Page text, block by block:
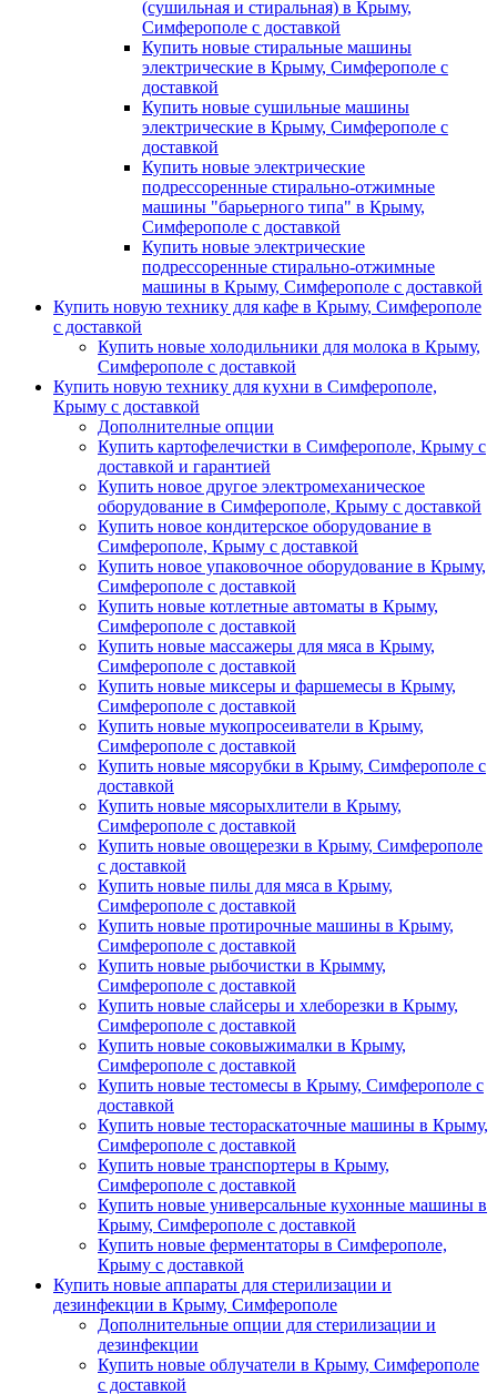
(сушильная и стиральная) в Крыму,
Симферополе с доставкой
Купить новые стиральные машины
электрические в Крыму, Симферополе с
доставкой
Купить новые сушильные машины
электрические в Крыму, Симферополе с
доставкой
Купить новые электрические
подрессоренные стирально-отжимные
машины "барьерного типа" в Крыму,
Симферополе с доставкой
Купить новые электрические
подрессоренные стирально-отжимные
машины в Крыму, Симферополе с доставкой
Купить новую технику для кафе в Крыму, Симферополе
с доставкой
Купить новые холодильники для молока в Крыму,
Симферополе с доставкой
Купить новую технику для кухни в Симферополе,
Крыму с доставкой
Дополнителные опции
Купить картофелечистки в Симферополе, Крыму с
доставкой и гарантией
Купить новое другое электромеханическое
оборудование в Симферополе, Крыму с доставкой
Купить новое кондитерское оборудование в
Симферополе, Крыму с доставкой
Купить новое упаковочное оборудование в Крыму,
Симферополе с доставкой
Купить новые котлетные автоматы в Крыму,
Симферополе с доставкой
Купить новые массажеры для мяса в Крыму,
Симферополе с доставкой
Купить новые миксеры и фаршемесы в Крыму,
Симферополе с доставкой
Купить новые мукопросеиватели в Крыму,
Симферополе с доставкой
Купить новые мясорубки в Крыму, Симферополе с
доставкой
Купить новые мясорыхлители в Крыму,
Симферополе с доставкой
Купить новые овощерезки в Крыму, Симферополе
с доставкой
Купить новые пилы для мяса в Крыму,
Симферополе с доставкой
Купить новые протирочные машины в Крыму,
Симферополе с доставкой
Купить новые рыбочистки в Крымму,
Симферополе с доставкой
Купить новые слайсеры и хлеборезки в Крыму,
Симферополе с доставкой
Купить новые соковыжималки в Крыму,
Симферополе с доставкой
Купить новые тестомесы в Крыму, Симферополе с
доставкой
Купить новые тестораскаточные машины в Крыму,
Симферополе с доставкой
Купить новые транспортеры в Крыму,
Симферополе с доставкой
Купить новые универсальные кухонные машины в
Крыму, Симферополе с доставкой
Купить новые ферментаторы в Симферополе,
Крыму с доставкой
Купить новые аппараты для стерилизации и
дезинфекции в Крыму, Симферополе
Дополнительные опции для стерилизации и
дезинфекции
Купить новые облучатели в Крыму, Симферополе
с доставкой